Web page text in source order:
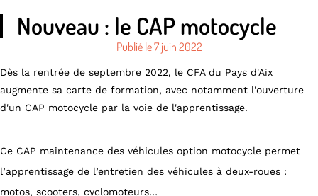
Nouveau : le CAP motocycle
Publié le7 juin 2022
Dès la rentrée de septembre 2022, le CFA du Pays d'Aix
augmente sa carte de formation, avec notamment l'ouverture
d'un CAP motocycle par la voie de l'apprentissage.
Ce CAP maintenance des véhicules option motocycle permet
l’apprentissage de l’entretien des véhicules à deux-roues :
motos, scooters, cyclomoteurs…